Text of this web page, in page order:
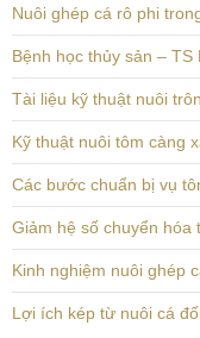
Nuôi ghép cá rô phi
Bệnh học thủy sản – TS
Tài liệu kỹ thuật nuôi
Kỹ thuật nuôi tôm càng
Các bước chuẩn bị vụ
Giảm hệ số chuyển hóa
Kinh nghiệm nuôi ghép
Lợi ích kép từ nuôi cá